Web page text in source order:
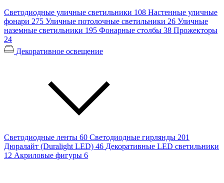
Светодиодные уличные светильники 108 Настенные уличные
фонари 275 Уличные потолочные светильники 26 Уличные
наземные светильники 195 Фонарные столбы 38 Прожекторы
24
Декоративное освещение
Светодиодные ленты 60 Светодиодные гирлянды 201
Дюралайт (Duralight LED) 46 Декоративные LED светильники
12 Акриловые фигуры 6